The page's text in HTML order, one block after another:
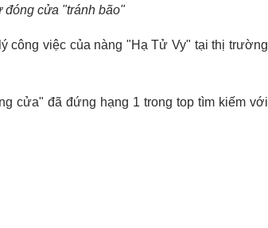
đóng cửa "tránh bão"
công việc của nàng "Hạ Tử Vy" tại thị trường
cửa" đã đứng hạng 1 trong top tìm kiếm với